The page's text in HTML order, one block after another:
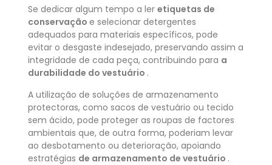
Se dedicar algum tempo a ler etiquetas de
conservação e selecionar detergentes
adequados para materiais específicos, pode
evitar o desgaste indesejado, preservando assim a
integridade de cada peça, contribuindo para a
durabilidade do vestuário .
A utilização de soluções de armazenamento
protectoras, como sacos de vestuário ou tecido
sem ácido, pode proteger as roupas de factores
ambientais que, de outra forma, poderiam levar
ao desbotamento ou deterioração, apoiando
estratégias de armazenamento de vestuário .